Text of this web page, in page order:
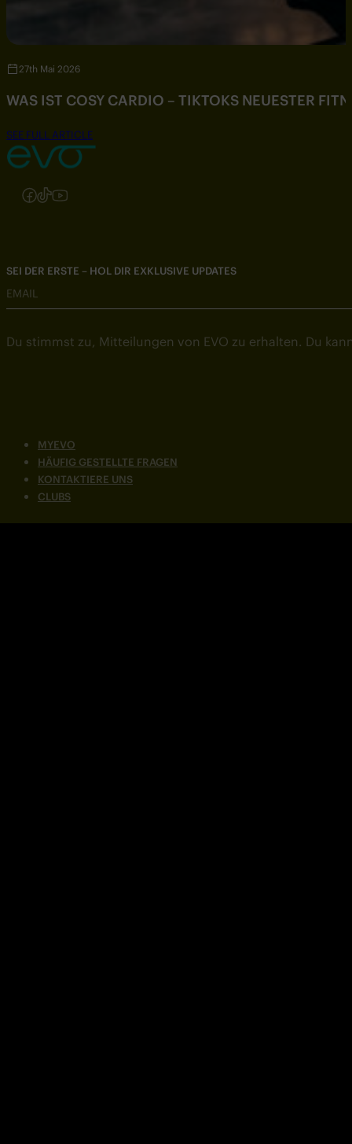
27th Mai 2026
WAS IST COSY CARDIO – TIKTOKS NEUESTER
SEE FULL ARTICLE
Folgen Sie uns auf Instagram
Folgen Sie uns auf Facebook
Folgen Sie uns auf TikTok
Folgen Sie uns auf YouTube
MYEVO
HÄUFIG GESTELLTE FRAGEN
KONTAKTIERE UNS
CLUBS
SEI DER ERSTE – HOL DIR EXKLUSIVE UPDATES
EMAIL
Du stimmst zu, Mitteilungen von EVO zu erhalten. Du